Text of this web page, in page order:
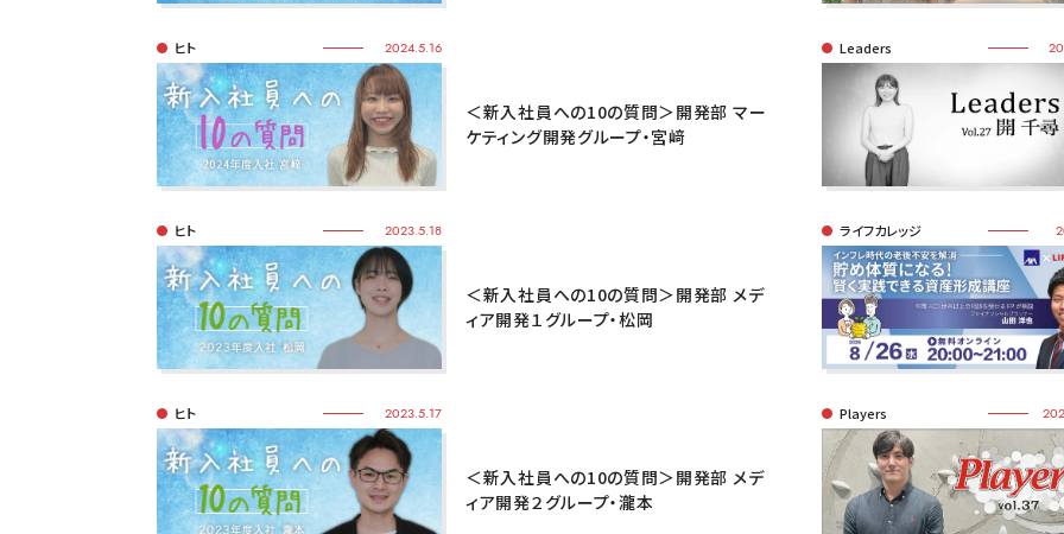
ヒト 2024.5.16
＜新入社員への10の質問＞開発部 マー
ケティング開発グループ・宮﨑
ヒト 2023.5.18
＜新入社員への10の質問＞開発部 メデ
ィア開発１グループ・松岡
ヒト 2023.5.17
＜新入社員への10の質問＞開発部 メデ
ィア開発２グループ・瀧本
Leaders
ライフカレッジ
Players